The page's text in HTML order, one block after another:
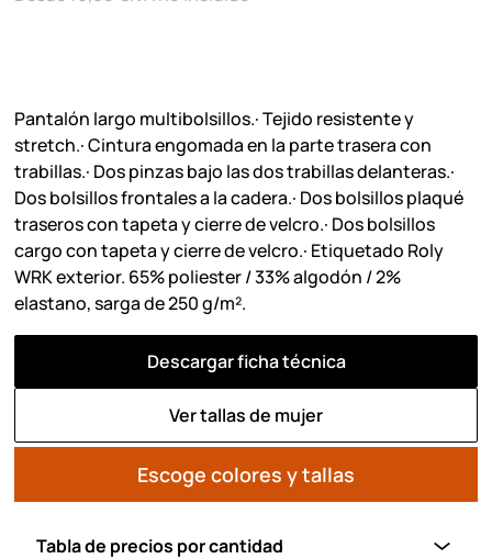
Pantalón largo multibolsillos.· Tejido resistente y
stretch.· Cintura engomada en la parte trasera con
trabillas.· Dos pinzas bajo las dos trabillas delanteras.·
Dos bolsillos frontales a la cadera.· Dos bolsillos plaqué
traseros con tapeta y cierre de velcro.· Dos bolsillos
cargo con tapeta y cierre de velcro.· Etiquetado Roly
WRK exterior. 65% poliester / 33% algodón / 2%
elastano, sarga de 250 g/m².
Descargar ficha técnica
Ver tallas de mujer
Escoge colores y tallas
Tabla de precios por cantidad